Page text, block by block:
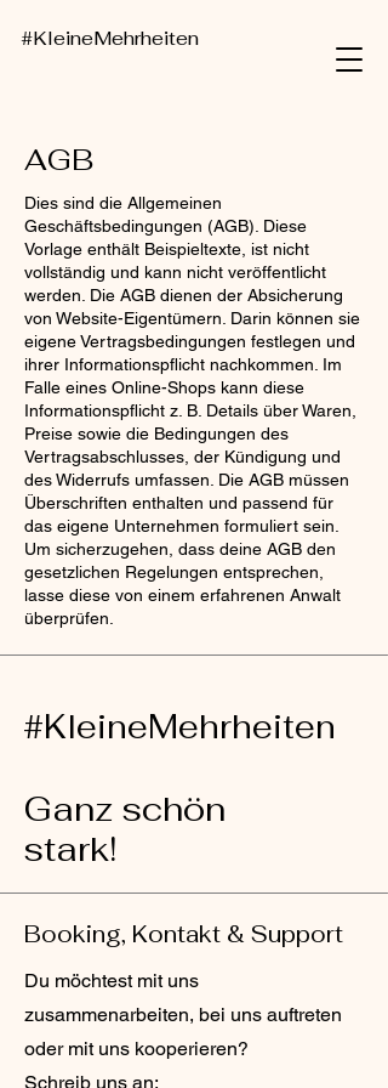
#KleineMehrheiten
AGB
Dies sind die Allgemeinen
Geschäftsbedingungen (AGB). Diese
Vorlage enthält Beispieltexte, ist nicht
vollständig und kann nicht veröffentlicht
werden. Die AGB dienen der Absicherung
von Website-Eigentümern. Darin können sie
eigene Vertragsbedingungen festlegen und
ihrer Informationspflicht nachkommen. Im
Falle eines Online-Shops kann diese
Informationspflicht z. B. Details über Waren,
Preise sowie die Bedingungen des
Vertragsabschlusses, der Kündigung und
des Widerrufs umfassen. Die AGB müssen
Überschriften enthalten und passend für
das eigene Unternehmen formuliert sein.
Um sicherzugehen, dass deine AGB den
gesetzlichen Regelungen entsprechen,
lasse diese von einem erfahrenen Anwalt
überprüfen.
#KleineMehrheiten
Ganz schön
stark!
Booking, Kontakt & Support
Du möchtest mit uns
zusammenarbeiten, bei uns auftreten
oder mit uns kooperieren?
Schreib uns an: